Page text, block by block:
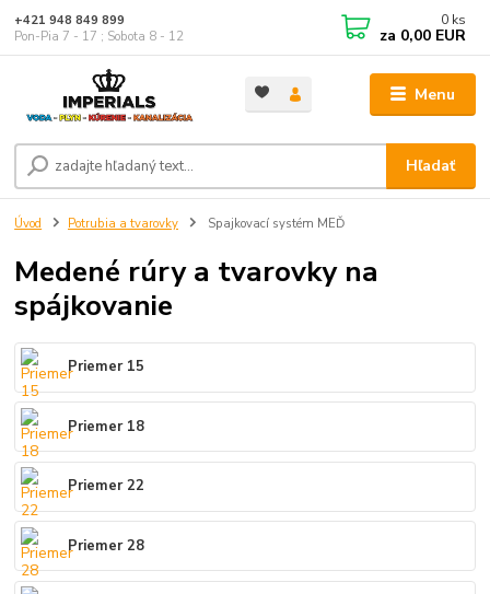
Menu
Hľadať
+421 948 849 899
Pon-Pia 7 - 17 ; Sobota 8 - 12
0 ks
za 0,00 EUR
Úvod Potrubia a tvarovky Spajkovací systém MEĎ
Medené rúry a tvarovky na
spájkovanie
Priemer 15
Priemer 18
Priemer 22
Priemer 28